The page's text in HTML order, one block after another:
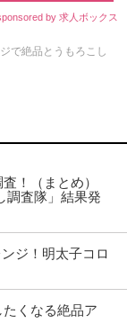
by 求人ボックス
で絶品とうもろこし
！（まとめ）
調査隊」結果発
ジ！明太子コロ
たくなる絶品ア